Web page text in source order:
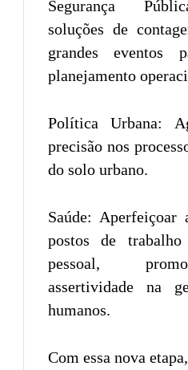
Segurança
soluções de
grandes eventos
planejamento
Política Urbana:
precisão nos
do solo urbano.
Saúde: Aperfeiçoar
postos de
pessoal,
assertividade na
humanos.
Com essa nova